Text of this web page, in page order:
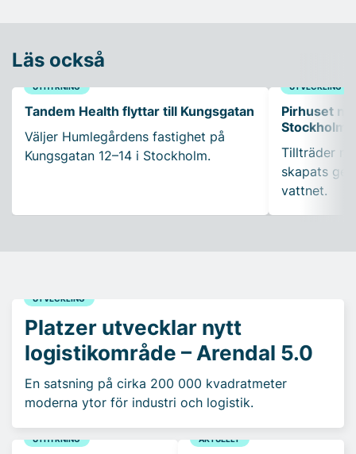
Läs också
UTHYRNING
Tandem Health flyttar till Kungsgatan
Väljer Humlegårdens fastighet på
Kungsgatan 12–14 i Stockholm.
UTVECKLING
Pirhuset
Tillträder
skapats
vattnet.
UTVECKLING
Platzer utvecklar nytt
logistikområde – Arendal 5.0
En satsning på cirka 200 000 kvadratmeter
moderna ytor för industri och logistik.
UTHYRNING AKTUELLT